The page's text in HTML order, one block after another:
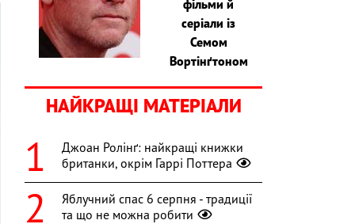
фільми й
серіали із
Семом
Вортінґтоном
НАЙКРАЩІ МАТЕРІАЛИ
Джоан Ролінґ: найкращі книжки
британки, окрім Гаррі Поттера
Яблучний спас 6 серпня - традиції
та що не можна робити